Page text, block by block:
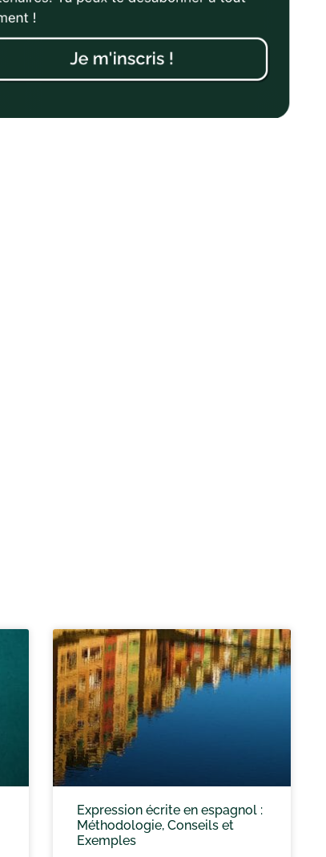
Expression écrite en espagnol :
Méthodologie, Conseils et
Exemples